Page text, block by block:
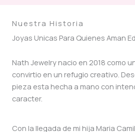
Nuestra Historia
Joyas Unicas Para Quienes Aman
Nath Jewelry nacio en 2018 como
convirtio en un refugio creativo.
pieza esta hecha a mano con
caracter.
Con la llegada de mi hija Maria